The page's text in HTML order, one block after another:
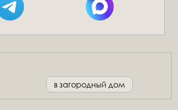
в загородный дом